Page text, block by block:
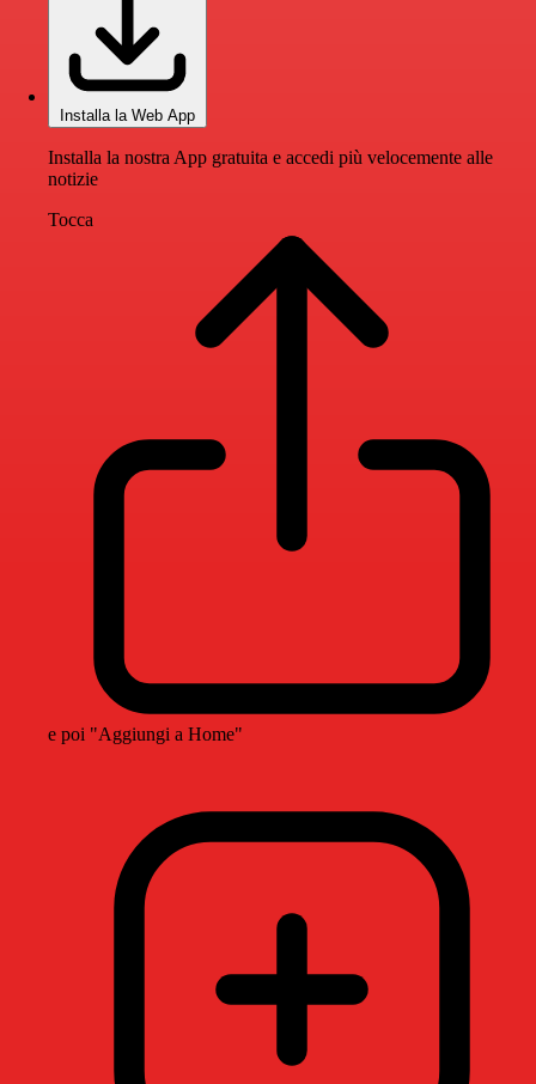
Installa la Web App
Installa la nostra App gratuita e accedi più velocemente alle
notizie
Tocca
e poi "Aggiungi a Home"